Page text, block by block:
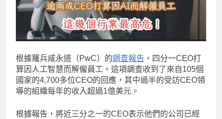
根據羅兵咸永道（PwC）的調查報告 ，四分一CEO打
算因人工智慧而解僱員工。這項調查收到了來自105個
國家的4,700多位CEO的回應，其中過半的受訪CEO領
導的組織每年的收入超過1億美元。
根據報告，將近三分之一的CEO表示他們的公司已經